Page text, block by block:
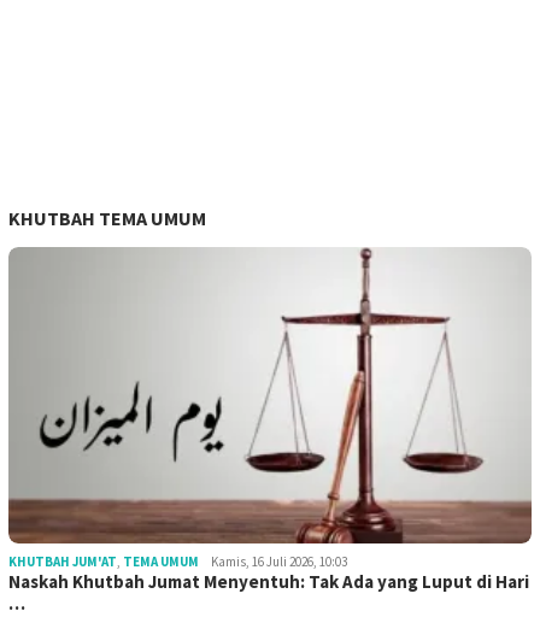
KHUTBAH TEMA UMUM
KHUTBAH JUM'AT, TEMA UMUM Kamis, 16 Juli 2026, 10:03
Naskah Khutbah Jumat Menyentuh: Tak Ada yang Luput di Hari
…